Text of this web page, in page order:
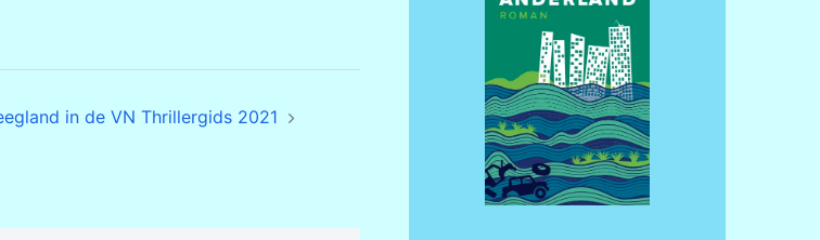
in de VN Thrillergids 2021